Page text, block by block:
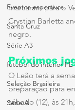
Eventos esportivos
Santa Cruz
Série A3
futebol do interior PE
Seleção Brasileira
Série A
marcaram para o
Crystian Barletta
negro.
Próximos
O Leão terá a
preparação para
sábado (12), às